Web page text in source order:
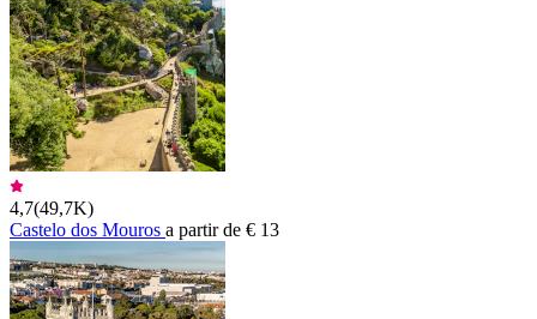
4,7(49,7K)
Castelo dos Mouros a partir de € 13